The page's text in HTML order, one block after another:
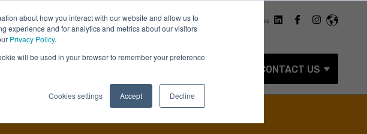
about how you interact with our website and allow us to
experience and for analytics and metrics about our visitors
Privacy Policy.
will be used in your browser to remember your preference
Cookies settings Accept Decline
Work with us
CONTACT US Show